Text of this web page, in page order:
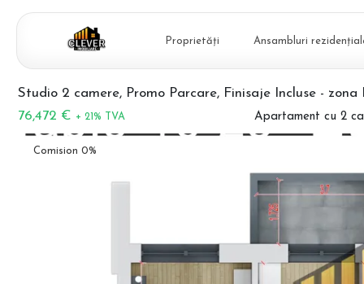
Proprietăți Ansambluri
Studio 2 camere, Promo Parcare, Finisaje Incluse - zona
76,472 € + 21% TVA Apartament cu 2
Comision 0%